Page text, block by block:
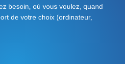
besoin, où vous voulez, quand
de votre choix (ordinateur,